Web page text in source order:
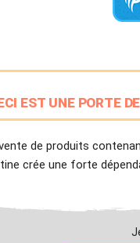
EST UNE PORTE
de produits
crée une forte
Avis
à